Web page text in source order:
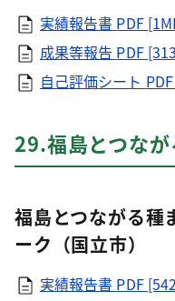
実績報告書 PDF
成果等報告 PDF
自己評価シート
29.福島とつな
福島とつながる種
ーク（国立市）
実績報告書 PDF